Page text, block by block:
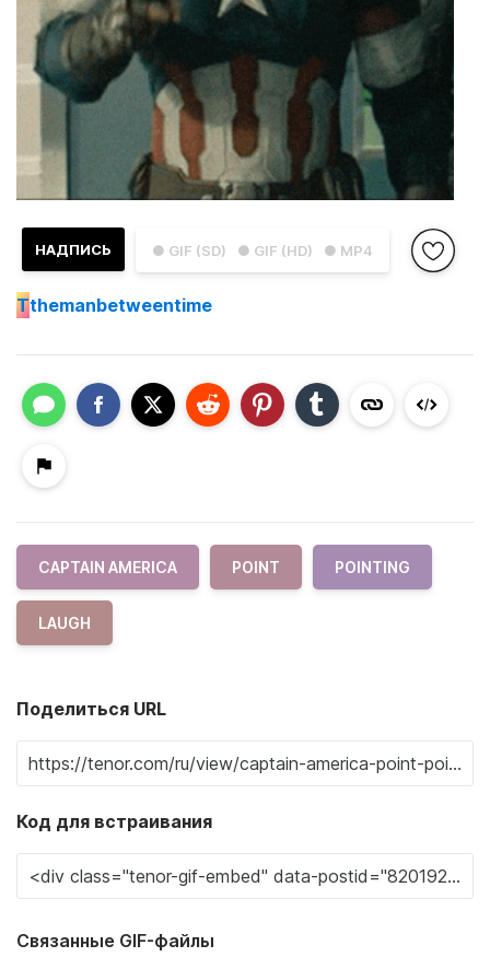
● GIF (SD) ● GIF (HD) ● MP4
НАДПИСЬ
Tthemanbetweentime
CAPTAIN AMERICA POINT POINTING
LAUGH
Поделиться URL
Код для встраивания
Связанные GIF-файлы